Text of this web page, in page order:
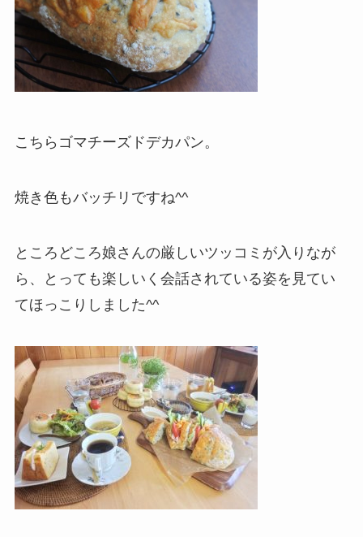
こちらゴマチーズドデカパン。
焼き色もバッチリですね^^
ところどころ娘さんの厳しいツッコミが入りなが
ら、とっても楽しいく会話されている姿を見てい
てほっこりしました^^